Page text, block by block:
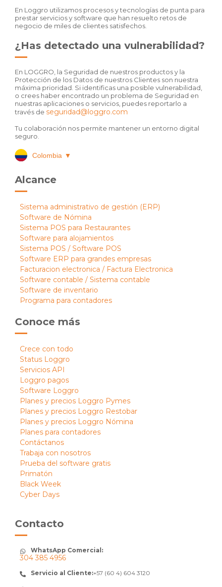
En Loggro utilizamos procesos y tecnologías de punta para
prestar servicios y software que han resuelto retos de
negocio de miles de clientes satisfechos.
¿Has detectado una vulnerabilidad?
En LOGGRO, la Seguridad de nuestros productos y la
Protección de los Datos de nuestros Clientes son nuestra
máxima prioridad. Si identificas una posible vulnerabilidad,
o crees haber encontrado un problema de Seguridad en
nuestras aplicaciones o servicios, puedes reportarlo a
través de seguridad@loggro.com
Tu colaboración nos permite mantener un entorno digital
seguro.
Colombia ▼
Alcance
Sistema administrativo de gestión (ERP)
Software de Nómina
Sistema POS para Restaurantes
Software para alojamientos
Sistema POS / Software POS
Software ERP para grandes empresas
Facturacion electronica / Factura Electronica
Software contable / Sistema contable
Software de inventario
Programa para contadores
Conoce más
Crece con todo
Status Loggro
Servicios API
Loggro pagos
Software Loggro
Planes y precios Loggro Pymes
Planes y precios Loggro Restobar
Planes y precios Loggro Nómina
Planes para contadores
Contáctanos
Trabaja con nosotros
Prueba del software gratis
Primatón
Black Week
Cyber Days
Contacto
WhatsApp Comercial:
304 385 4956
Servicio al Cliente:+57 (60 4) 604 3120